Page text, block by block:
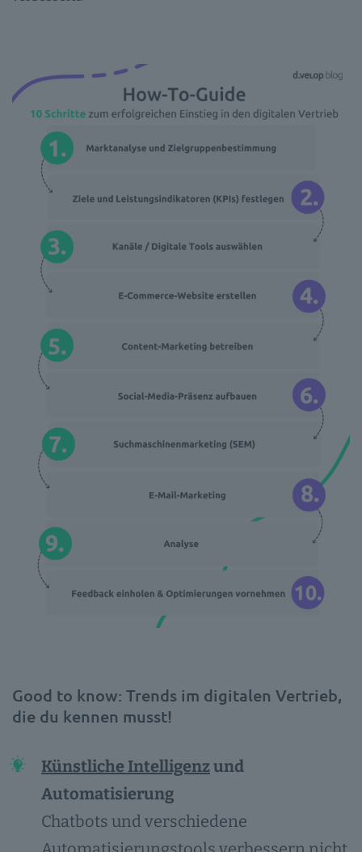
Good to know: Trends im digitalen Vertrieb,
die du kennen musst!
Künstliche Intelligenzund
Automatisierung
Chatbots und verschiedene